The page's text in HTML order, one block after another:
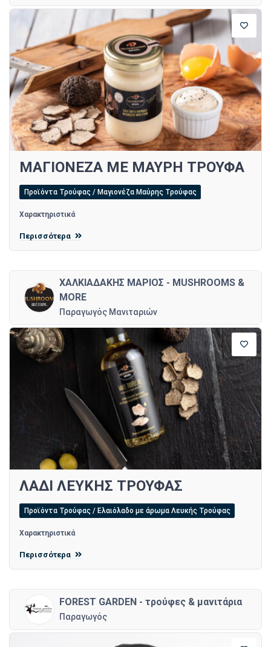
ΜΑΓΙΟΝΕΖΑ ΜΕ ΜΑΥΡΗ ΤΡΟΥΦΑ
Προϊόντα Τρούφας / Μαγιονέζα Μαύρης Τρούφας
Χαρακτηριστικά
Περισσότερα
ΧΑΛΚΙΑΔΑΚΗΣ ΜΑΡΙΟΣ - MUSHROOMS &
MORE
Παραγωγός Μανιταριών
ΛΑΔΙ ΛΕΥΚΗΣ ΤΡΟΥΦΑΣ
Προϊόντα Τρούφας / Ελαιόλαδο με άρωμα Λευκής Τρούφας
Χαρακτηριστικά
Περισσότερα
FOREST GARDEN - τρούφες & μανιτάρια
Παραγωγός